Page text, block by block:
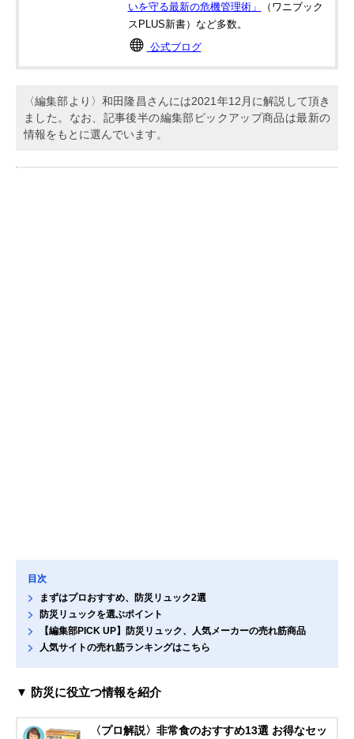
いを守る最新の危機管理術」
（ワニブック
スPLUS新書）など多数。
公式ブログ
〈編集部より〉和田隆昌さんには2021年12月に解説して頂き
ました。なお、記事後半の編集部ピックアップ商品は最新の
情報をもとに選んでいます。
目次
まずはプロおすすめ、防災リュック2選
防災リュックを選ぶポイント
【編集部PICK UP】防災リュック、人気メーカーの売れ筋商品
人気サイトの売れ筋ランキングはこちら
▼ 防災に役立つ情報を紹介
〈プロ解説〉非常食のおすすめ13選 お得なセッ